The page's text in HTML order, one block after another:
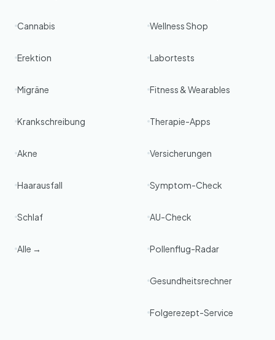
Cannabis
Erektion
Migräne
Krankschreibung
Akne
Haarausfall
Schlaf
Alle →
Wellness Shop
Labortests
Fitness & Wearables
Therapie-Apps
Versicherungen
Symptom-Check
AU-Check
Pollenflug-Radar
Gesundheitsrechner
Folgerezept-Service